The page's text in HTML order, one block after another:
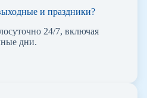
и праздники?
24/7, включая
дни.